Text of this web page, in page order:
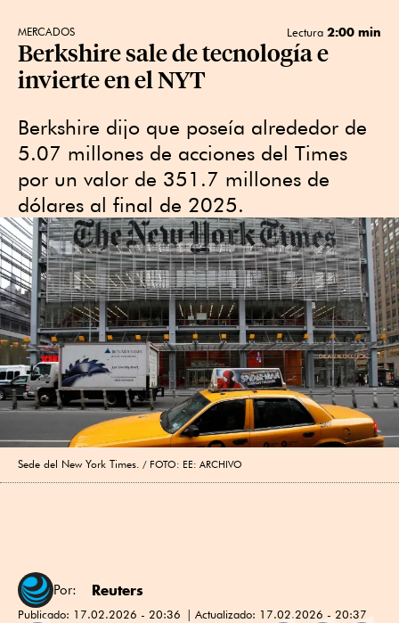
MERCADOS Lectura 2:00 min
Berkshire sale de tecnología e
invierte en el NYT
Berkshire dijo que poseía alrededor de
5.07 millones de acciones del Times
por un valor de 351.7 millones de
dólares al final de 2025.
Sede del New York Times. FOTO: EE: ARCHIVO
Por: Reuters
Publicado: 17.02.2026 - 20:36 Actualizado: 17.02.2026 - 20:37